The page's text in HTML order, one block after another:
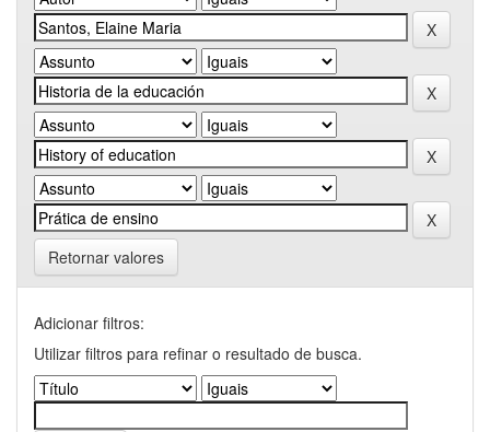
Retornar valores
Adicionar filtros:
Utilizar filtros para refinar o resultado de busca.